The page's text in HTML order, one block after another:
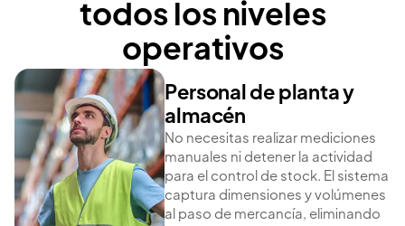
todos los niveles
operativos
Personal de planta y
almacén
No necesitas realizar mediciones
manuales ni detener la actividad
para el control de stock. El sistema
captura dimensiones y volúmenes
al paso de mercancía, eliminando